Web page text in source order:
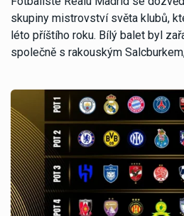
skupiny mistrovství světa klubů,
léto příštího roku. Bílý balet byl
společně s rakouským